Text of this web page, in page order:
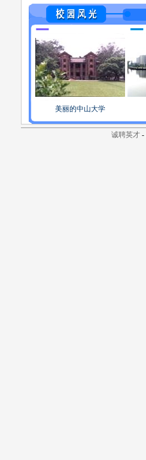
美丽的中山大学
诚聘英才-